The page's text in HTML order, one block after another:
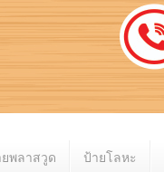
พลาสวูด ป้ายโลหะ